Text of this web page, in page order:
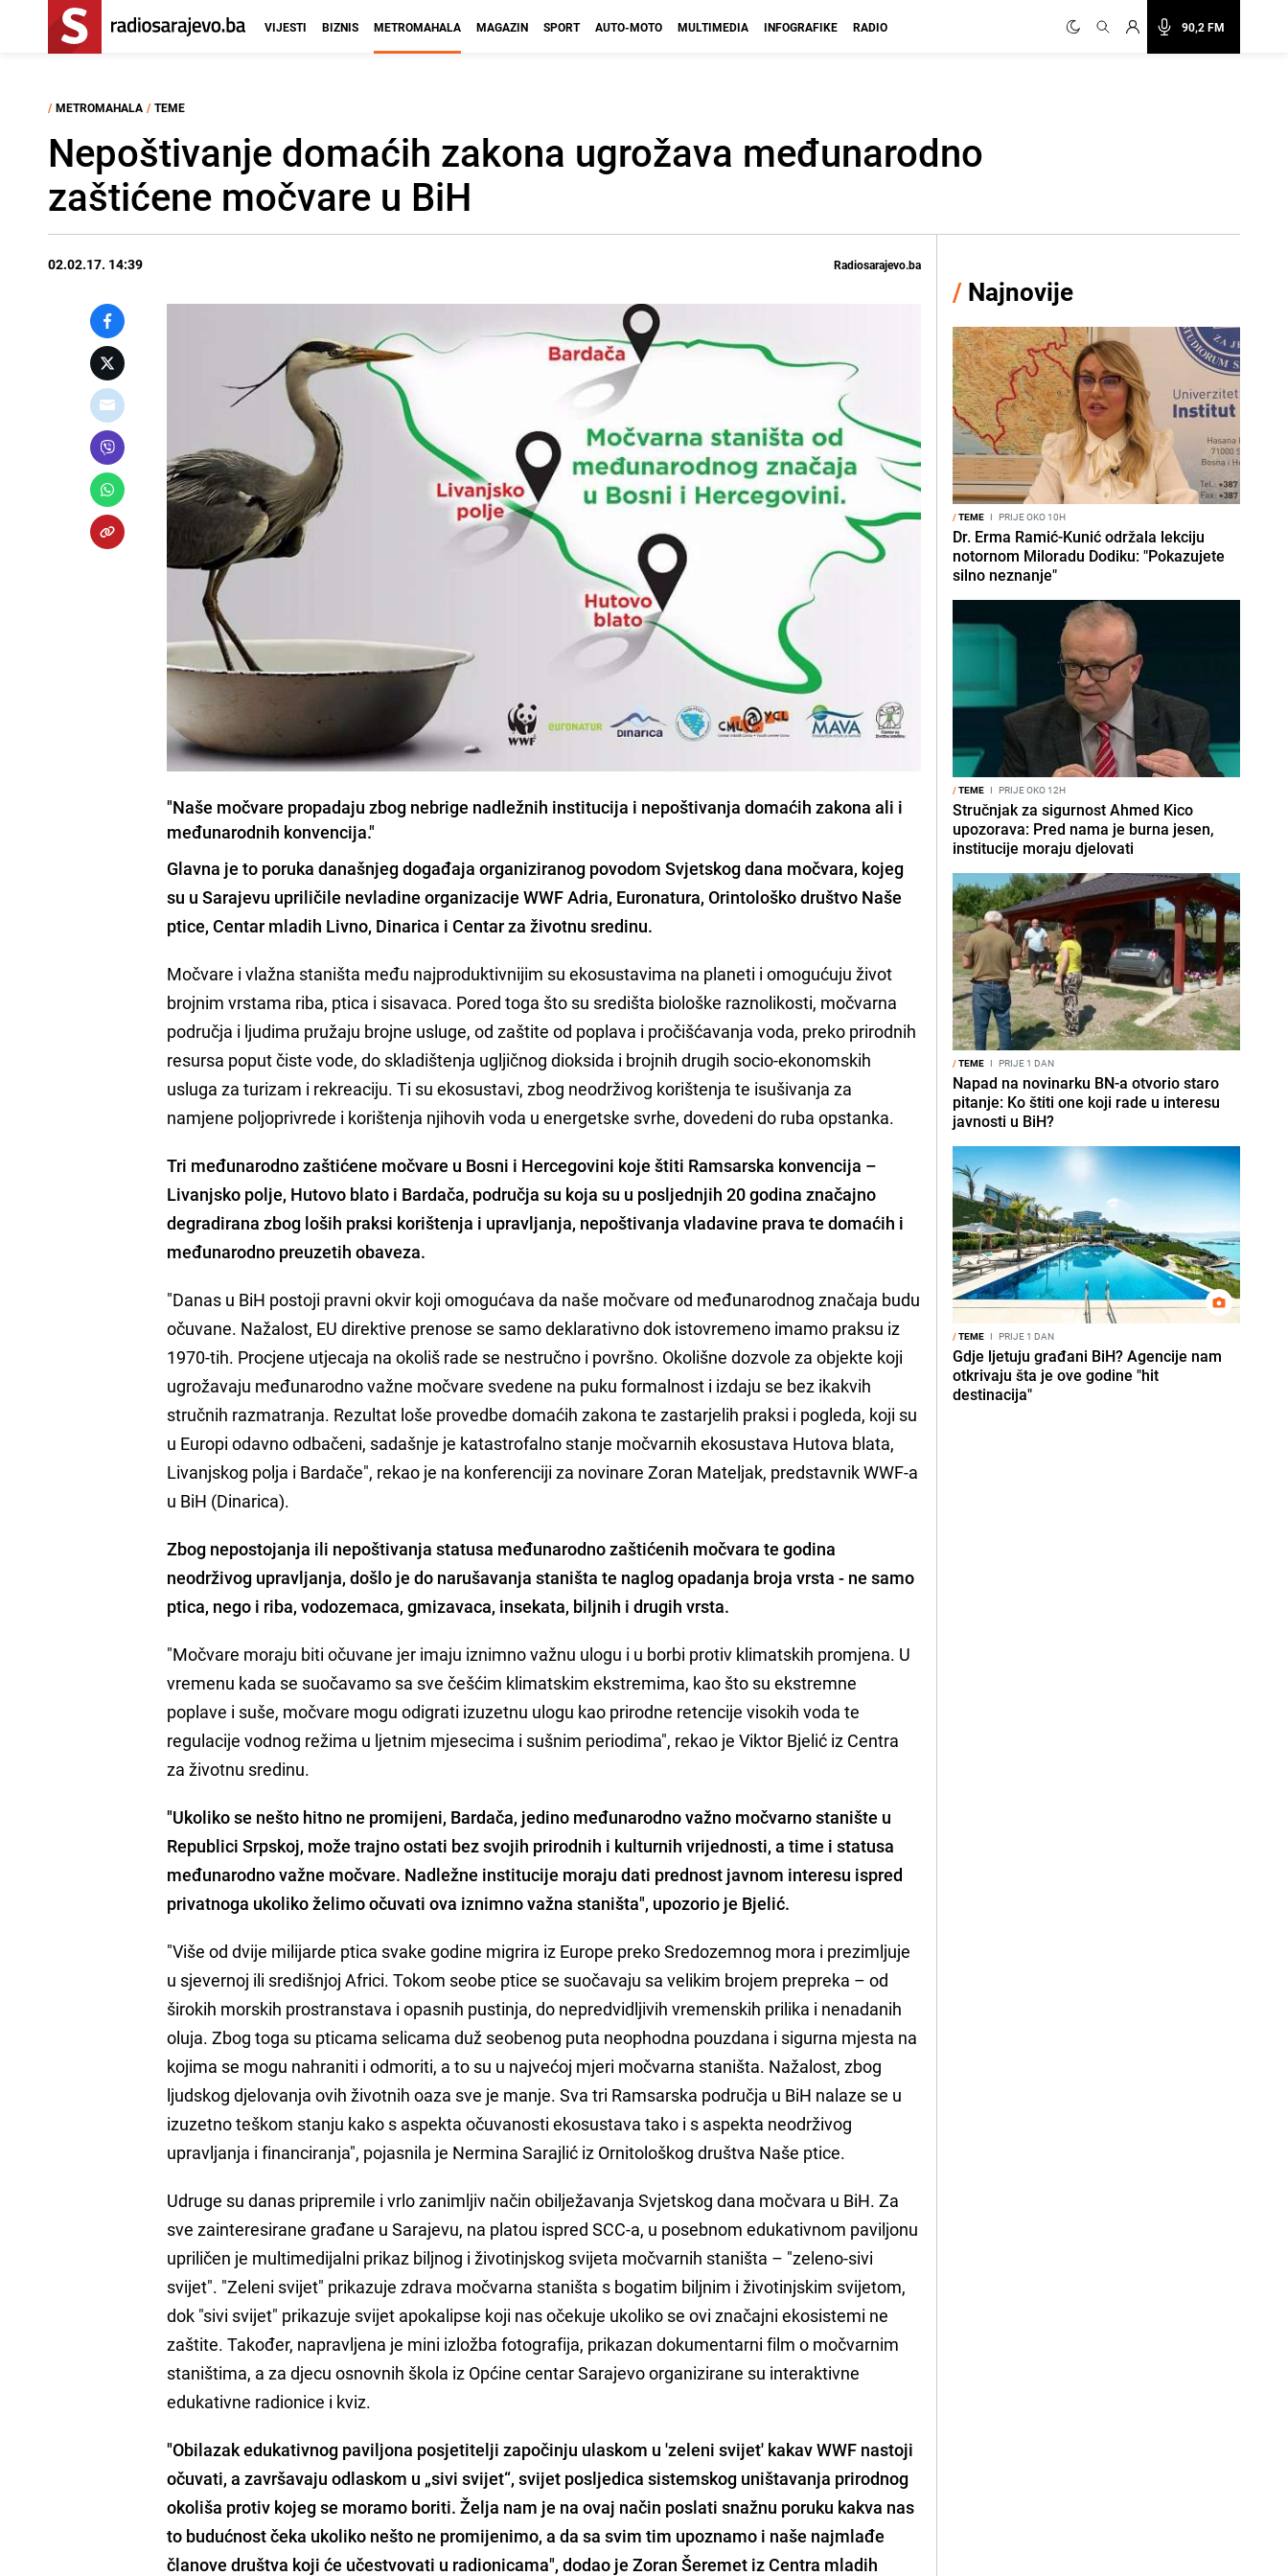
90,2 FM
VIJESTI BIZNIS METROMAHALA MAGAZIN SPORT AUTO-MOTO MULTIMEDIA INFOGRAFIKE RADIO
/ METROMAHALA / TEME
Nepoštivanje domaćih zakona ugrožava međunarodno
zaštićene močvare u BiH
02.02.17. 14:39 Radiosarajevo.ba
"Naše močvare propadaju zbog nebrige nadležnih institucija i nepoštivanja domaćih zakona ali i
međunarodnih konvencija."
Glavna je to poruka današnjeg događaja organiziranog povodom Svjetskog dana močvara, kojeg
su u Sarajevu upriličile nevladine organizacije WWF Adria, Euronatura, Orintološko društvo Naše
ptice, Centar mladih Livno, Dinarica i Centar za životnu sredinu.
Močvare i vlažna staništa među najproduktivnijim su ekosustavima na planeti i omogućuju život
brojnim vrstama riba, ptica i sisavaca. Pored toga što su središta biološke raznolikosti, močvarna
područja i ljudima pružaju brojne usluge, od zaštite od poplava i pročišćavanja voda, preko prirodnih
resursa poput čiste vode, do skladištenja ugljičnog dioksida i brojnih drugih socio-ekonomskih
usluga za turizam i rekreaciju. Ti su ekosustavi, zbog neodrživog korištenja te isušivanja za
namjene poljoprivrede i korištenja njihovih voda u energetske svrhe, dovedeni do ruba opstanka.
Tri međunarodno zaštićene močvare u Bosni i Hercegovini koje štiti Ramsarska konvencija –
Livanjsko polje, Hutovo blato i Bardača, područja su koja su u posljednjih 20 godina značajno
degradirana zbog loših praksi korištenja i upravljanja, nepoštivanja vladavine prava te domaćih i
međunarodno preuzetih obaveza.
"Danas u BiH postoji pravni okvir koji omogućava da naše močvare od međunarodnog značaja budu
očuvane. Nažalost, EU direktive prenose se samo deklarativno dok istovremeno imamo praksu iz
1970-tih. Procjene utjecaja na okoliš rade se nestručno i površno. Okolišne dozvole za objekte koji
ugrožavaju međunarodno važne močvare svedene na puku formalnost i izdaju se bez ikakvih
stručnih razmatranja. Rezultat loše provedbe domaćih zakona te zastarjelih praksi i pogleda, koji su
u Europi odavno odbačeni, sadašnje je katastrofalno stanje močvarnih ekosustava Hutova blata,
Livanjskog polja i Bardače", rekao je na konferenciji za novinare Zoran Mateljak, predstavnik WWF-a
u BiH (Dinarica).
Zbog nepostojanja ili nepoštivanja statusa međunarodno zaštićenih močvara te godina
neodrživog upravljanja, došlo je do narušavanja staništa te naglog opadanja broja vrsta - ne samo
ptica, nego i riba, vodozemaca, gmizavaca, insekata, biljnih i drugih vrsta.
"Močvare moraju biti očuvane jer imaju iznimno važnu ulogu i u borbi protiv klimatskih promjena. U
vremenu kada se suočavamo sa sve češćim klimatskim ekstremima, kao što su ekstremne
poplave i suše, močvare mogu odigrati izuzetnu ulogu kao prirodne retencije visokih voda te
regulacije vodnog režima u ljetnim mjesecima i sušnim periodima", rekao je Viktor Bjelić iz Centra
za životnu sredinu.
"Ukoliko se nešto hitno ne promijeni, Bardača, jedino međunarodno važno močvarno stanište u
Republici Srpskoj, može trajno ostati bez svojih prirodnih i kulturnih vrijednosti, a time i statusa
međunarodno važne močvare. Nadležne institucije moraju dati prednost javnom interesu ispred
privatnoga ukoliko želimo očuvati ova iznimno važna staništa", upozorio je Bjelić.
"Više od dvije milijarde ptica svake godine migrira iz Europe preko Sredozemnog mora i prezimljuje
u sjevernoj ili središnjoj Africi. Tokom seobe ptice se suočavaju sa velikim brojem prepreka – od
širokih morskih prostranstava i opasnih pustinja, do nepredvidljivih vremenskih prilika i nenadanih
oluja. Zbog toga su pticama selicama duž seobenog puta neophodna pouzdana i sigurna mjesta na
kojima se mogu nahraniti i odmoriti, a to su u najvećoj mjeri močvarna staništa. Nažalost, zbog
ljudskog djelovanja ovih životnih oaza sve je manje. Sva tri Ramsarska područja u BiH nalaze se u
izuzetno teškom stanju kako s aspekta očuvanosti ekosustava tako i s aspekta neodrživog
upravljanja i financiranja", pojasnila je Nermina Sarajlić iz Ornitološkog društva Naše ptice.
Udruge su danas pripremile i vrlo zanimljiv način obilježavanja Svjetskog dana močvara u BiH. Za
sve zainteresirane građane u Sarajevu, na platou ispred SCC-a, u posebnom edukativnom paviljonu
upriličen je multimedijalni prikaz biljnog i životinjskog svijeta močvarnih staništa – "zeleno-sivi
svijet". "Zeleni svijet" prikazuje zdrava močvarna staništa s bogatim biljnim i životinjskim svijetom,
dok "sivi svijet" prikazuje svijet apokalipse koji nas očekuje ukoliko se ovi značajni ekosistemi ne
zaštite. Također, napravljena je mini izložba fotografija, prikazan dokumentarni film o močvarnim
staništima, a za djecu osnovnih škola iz Općine centar Sarajevo organizirane su interaktivne
edukativne radionice i kviz.
"Obilazak edukativnog paviljona posjetitelji započinju ulaskom u 'zeleni svijet' kakav WWF nastoji
očuvati, a završavaju odlaskom u „sivi svijet“, svijet posljedica sistemskog uništavanja prirodnog
okoliša protiv kojeg se moramo boriti. Želja nam je na ovaj način poslati snažnu poruku kakva nas
to budućnost čeka ukoliko nešto ne promijenimo, a da sa svim tim upoznamo i naše najmlađe
članove društva koji će učestvovati u radionicama", dodao je Zoran Šeremet iz Centra mladih
/ Najnovije
/TEME I PRIJE OKO 10H
Dr. Erma Ramić-Kunić održala lekciju
notornom Miloradu Dodiku: "Pokazujete
silno neznanje"
/TEME I PRIJE OKO 12H
Stručnjak za sigurnost Ahmed Kico
upozorava: Pred nama je burna jesen,
institucije moraju djelovati
/TEME I PRIJE 1 DAN
Napad na novinarku BN-a otvorio staro
pitanje: Ko štiti one koji rade u interesu
javnosti u BiH?
/TEME I PRIJE 1 DAN
Gdje ljetuju građani BiH? Agencije nam
otkrivaju šta je ove godine "hit
destinacija"